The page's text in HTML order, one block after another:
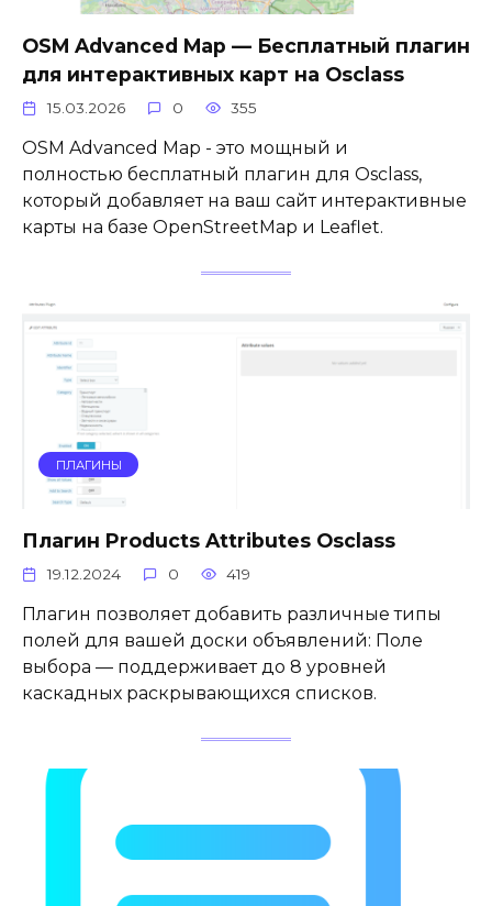
OSM Advanced Map — Бесплатный плагин
для интерактивных карт на Osclass
15.03.2026 0 355
OSM Advanced Map - это мощный и
полностью бесплатный плагин для Osclass,
который добавляет на ваш сайт интерактивные
карты на базе OpenStreetMap и Leaflet.
ПЛАГИНЫ
Плагин Products Attributes Osclass
19.12.2024 0 419
Плагин позволяет добавить различные типы
полей для вашей доски объявлений: Поле
выбора — поддерживает до 8 уровней
каскадных раскрывающихся списков.